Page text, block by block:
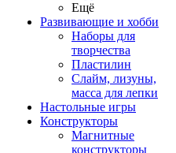
Ещё
Развивающие и хобби
Наборы для
творчества
Пластилин
Слайм, лизуны,
масса для лепки
Настольные игры
Конструкторы
Магнитные
конструкторы